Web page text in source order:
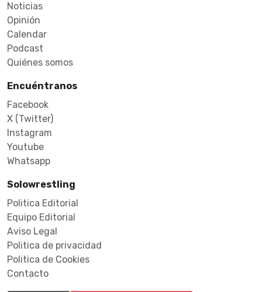
Noticias
Opinión
Calendar
Podcast
Quiénes somos
Encuéntranos
Facebook
X (Twitter)
Instagram
Youtube
Whatsapp
Solowrestling
Politica Editorial
Equipo Editorial
Aviso Legal
Politica de privacidad
Politica de Cookies
Contacto